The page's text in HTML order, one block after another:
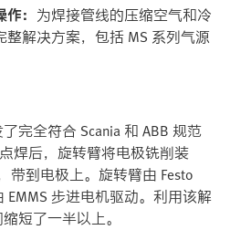
： 为焊接管线的压缩空气和冷
解决方案，包括 MS 系列气源
完全符合 Scania 和 ABB 规范
焊后，旋转臂将电极铣削装
带到电极上。旋转臂由 Festo
EMMS 步进电机驱动。利用该解
短了一半以上。